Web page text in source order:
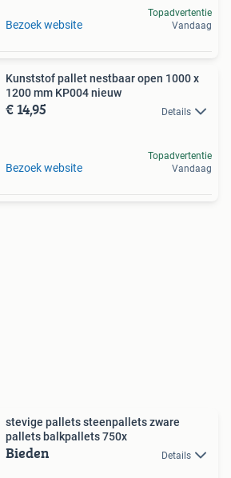
Bezoek website
Topadvertentie
Vandaag
Kunststof pallet nestbaar open 1000 x
1200 mm KP004 nieuw
€ 14,95 Details
Bezoek website
Topadvertentie
Vandaag
stevige pallets steenpallets zware
pallets balkpallets 750x
Bieden Details